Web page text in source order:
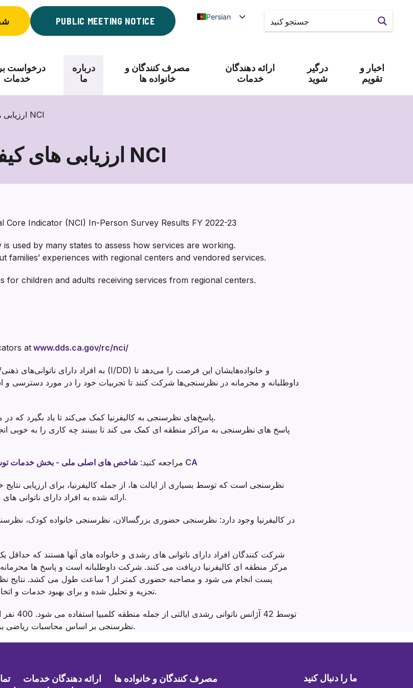
PUBLIC MEETING NOTICE Persian
درخواست
خدمات
درباره
ما
مصرف کنندگان و
خانواده ها
ارائه دهندگان
خدمات
درگیر
شوید
اخبار و
تقویم
ارزیابی های کیفیت NCI
ارزیابی های کیفیت NCI
ارزیابی
های
NCI
Indicator (NCI) In-Person Survey Results FY 2022-23
used by many states to assess how services are working.
families’ experiences with regional centers and vendored services.
for children and adults receiving services from regional centers.
at www.dds.ca.gov/rc/nci/
داوطلبانه و محرمانه در نظرسنجی‌ها شرکت کنند تا تجربیات خود را در مورد دسترسی و
پاسخ‌های نظرسنجی به کالیفرنیا کمک می‌کند تا یاد بگیرد که در مقایسه با سایر ایالت‌ها چگونه عمل می‌کند.
پاسخ های نظرسنجی به مراکز منطقه ای کمک می کند تا ببینند چه کاری را به خوبی
برای اطلاعات بیشتر به وب سایت DDS مراجعه کنید: شاخص های اصلی ملی - بخش خدمات توسعه ای CA
ارائه شده به افراد دارای ناتوانی های ذهنی/رشدی و خانواده های آنها استفاده می شود.
شرکت کنندگان افراد دارای ناتوانی های رشدی و خانواده های آنها هستند که
مرکز منطقه ای کالیفرنیا دریافت می کنند. شرکت داوطلبانه است و پاسخ ها
پست انجام می شود و مصاحبه حضوری کمتر از
(HSRI) تجزیه و تحلیل شده و برای بهبود خدمات و اتخاذ تصمیمات خط مشی استفاده می شود.
نظرسنجی بر اساس محاسبات ریاضی برای نمونه ای نماینده از جمعیت انتخاب می شوند.
ارائه دهندگان خدمات
مصرف کنندگان و خانواده ها
ما را دنبال کنید